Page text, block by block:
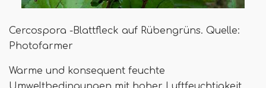
Cercospora -Blattfleck auf Rübengrüns. Quelle:
Photofarmer
Warme und konsequent feuchte